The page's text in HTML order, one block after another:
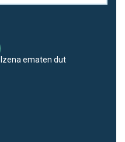
Izena ematen dut